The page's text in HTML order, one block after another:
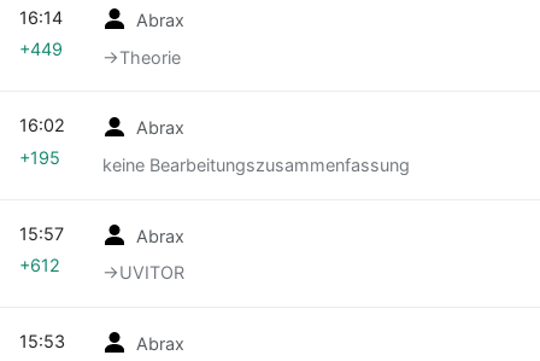
Abrax
→‎Theorie
16:14
+449
Abrax
keine Bearbeitungszusammenfassung
16:02
+195
Abrax
→‎UVITOR
15:57
+612
Abrax
15:53